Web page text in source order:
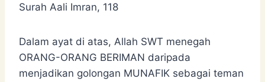
Surah Aali Imran, 118
Dalam ayat di atas, Allah SWT menegah
ORANG-ORANG BERIMAN daripada
menjadikan golongan MUNAFIK sebagai teman